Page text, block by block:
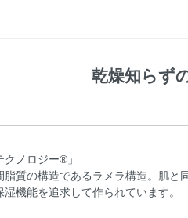
乾燥知らず
ノロジー®」
脂質の構造であるラメラ構造。肌
湿機能を追求して作られています